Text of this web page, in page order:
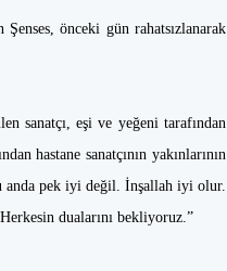
önceki gün rahatsızlanarak
sanatçı, eşi ve yeğeni tarafından
hastane sanatçının yakınlarının
anda pek iyi değil. İnşallah iyi olur.
dualarını bekliyoruz.”